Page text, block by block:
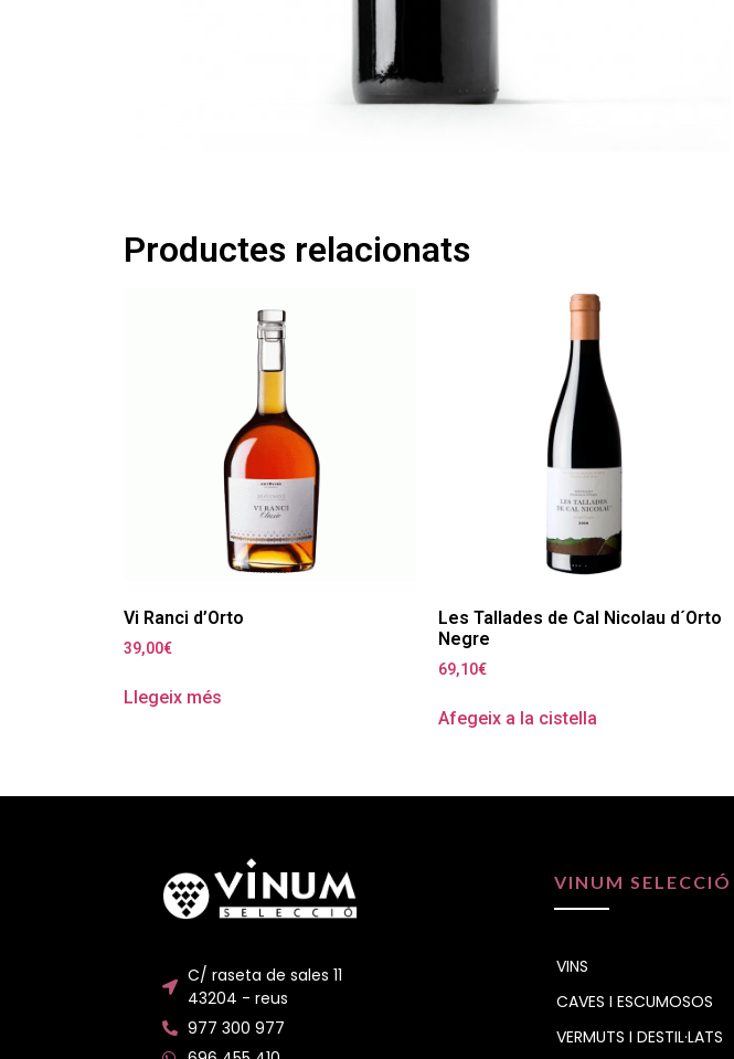
Productes relacionats
Vi Ranci d’Orto
39,00€
Llegeix més
Les Tallades de Cal Nicolau d´Orto
Negre
69,10€
Afegeix a la cistella
C/ raseta de sales 11
43204 - reus
977 300 977
VINUM SELECCIÓ
VINS
CAVES I ESCUMOSOS
VERMUTS I DESTIL·LATS